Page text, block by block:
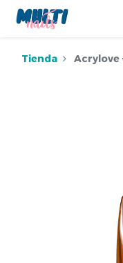
Tienda Acrylove